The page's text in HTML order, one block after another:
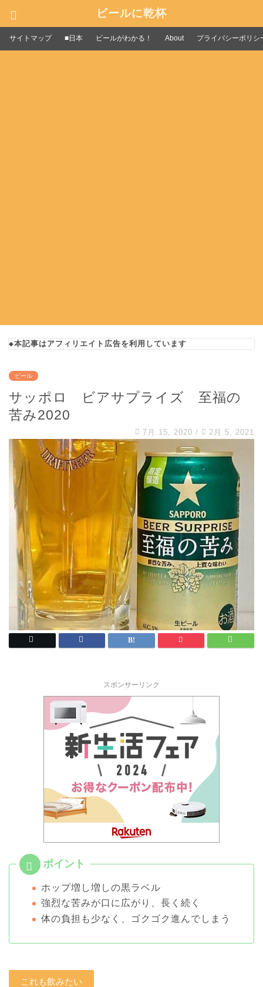
ビールに乾杯
サイトマップ ■日本 ビールがわかる！ About プライバシーポリシ
◆本記事はアフィリエイト広告を利用しています
ビール
サッポロ ビアサプライズ 至福の
苦み2020
7月 15, 2020 / 2月 5, 2021
スポンサーリンク
ホップ増し増しの黒ラベル
強烈な苦みが口に広がり、長く続く
体の負担も少なく、ゴクゴク進んでしまう
これも飲みたい